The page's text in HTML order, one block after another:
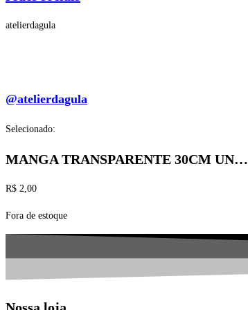
atelierdagula
@atelierdagula
Selecionado:
MANGA TRANSPARENTE 30CM UN…
R$ 2,00
Fora de estoque